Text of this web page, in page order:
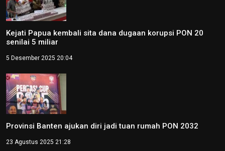
Kejati Papua kembali sita dana dugaan korupsi PON 20
senilai 5 miliar
5 Desember 2025 20:04
Provinsi Banten ajukan diri jadi tuan rumah PON 2032
23 Agustus 2025 21:28